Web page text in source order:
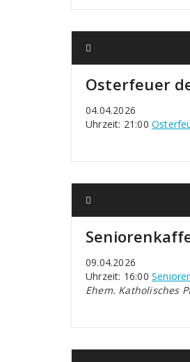
Osterfeuer
04.04.2026
Uhrzeit: 21:00
09.04.2026
Uhrzeit: 16:00
Ehem. Katholisches